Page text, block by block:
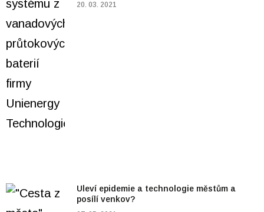
20. 03. 2021
Uleví epidemie a technologie městům a
posílí venkov?